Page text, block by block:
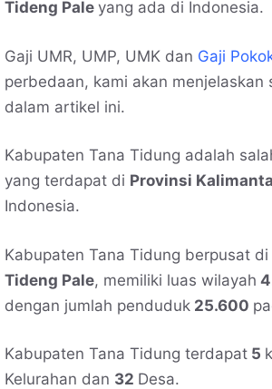
Tideng Pale yang ada di Indonesia.
Gaji UMR, UMP, UMK dan Gaji
perbedaan, kami akan menjelaskan
dalam artikel ini.
Kabupaten Tana Tidung adalah
yang terdapat di Provinsi
Indonesia.
Kabupaten Tana Tidung berpusat
Tideng Pale, memiliki luas wilayah
dengan jumlah penduduk 25.600
Kabupaten Tana Tidung terdapat 5
Kelurahan dan 32 Desa.